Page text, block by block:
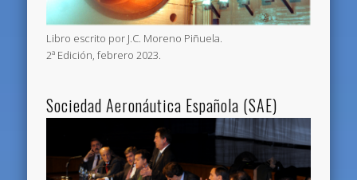
Libro escrito por J.C. Moreno Piñuela.
2ª Edición, febrero 2023.
Sociedad Aeronáutica Española (SAE)